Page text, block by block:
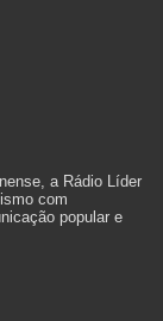
a Rádio Líder
com
popular e